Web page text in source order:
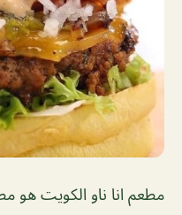
مطعم انا ناو الكويت هو